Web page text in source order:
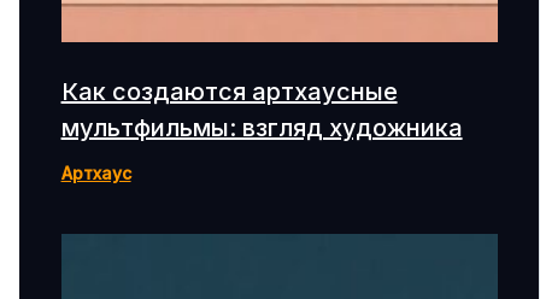
Как создаются артхаусные
мультфильмы: взгляд художника
Артхаус